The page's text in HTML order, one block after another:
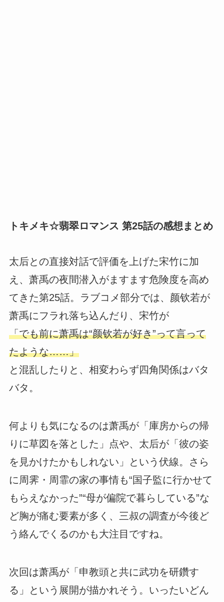
トキメキ☆翡翠ロマンス 第25話の感想まとめ
太后との直接対話で評価を上げた宋竹に加
え、萧禹の夜間潜入がますます危険度を高め
てきた第25話。ラブコメ部分では、颜钦若が
萧禹にフラれ落ち込んだり、宋竹が
「でも前に萧禹は“颜钦若が好き”って言って
たような……」
と混乱したりと、相変わらず四角関係はバタ
バタ。
何よりも気になるのは萧禹が「庫房からの帰
りに草図を落とした」点や、太后が「彼の姿
を見かけたかもしれない」という伏線。さら
に周霁・周霏の家の事情も“国子監に行かせて
もらえなかった”“母が偏院で暮らしている”な
ど胸が痛む要素が多く、三叔の調査が今後ど
う絡んでくるのかも大注目ですね。
次回は萧禹が「申教頭と共に武功を研鑽す
る」という展開が描かれそう。いったいどん